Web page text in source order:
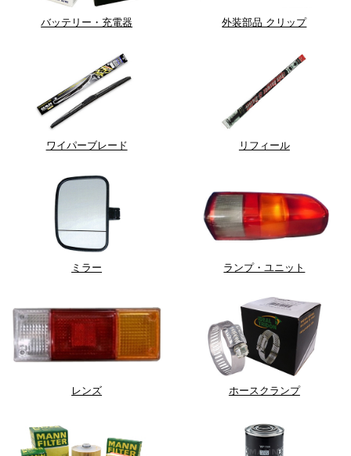
バッテリー・充電器 外装部品 クリップ
ワイパーブレード リフィール
ミラー ランプ・ユニット
レンズ ホースクランプ